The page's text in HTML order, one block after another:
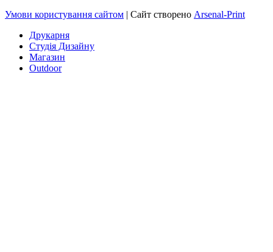
Умови користування сайтом | Сайт створено Arsenal-Print
Друкарня
Студія Дизайну
Магазин
Outdoor